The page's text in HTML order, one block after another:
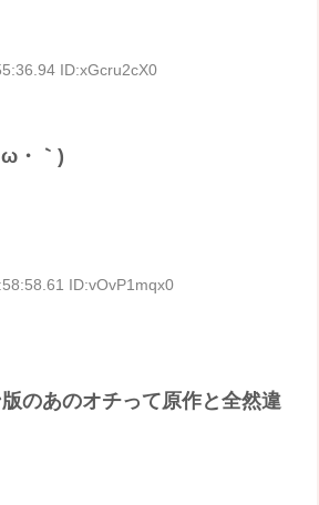
ID:xGcru2cX0
ω・｀)
ID:vOvP1mqx0
のあのオチって原作と全然違